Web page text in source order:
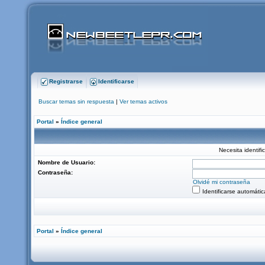
Registrarse Identificarse
Buscar temas sin respuesta | Ver temas activos
Portal » Índice general
Necesita
Nombre de Usuario:
Contraseña:
Olvidé mi contraseña
Identificarse
Portal » Índice general